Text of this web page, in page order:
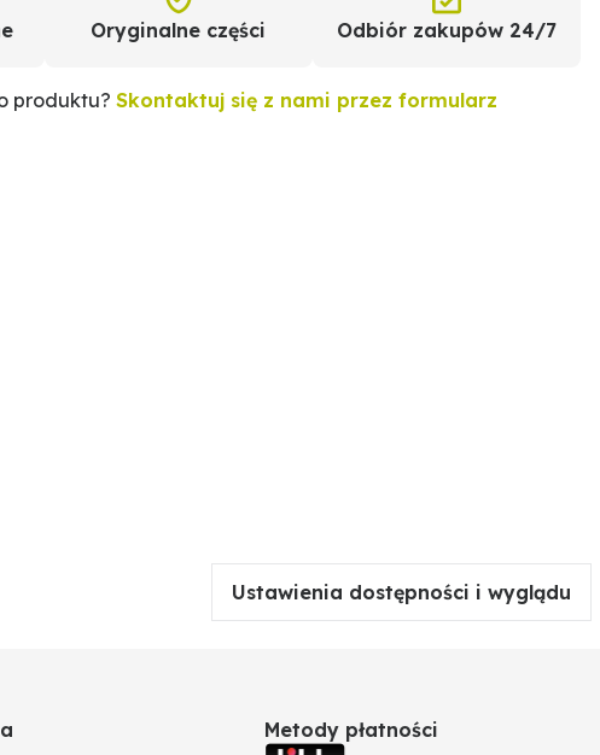
Oryginalne części Odbiór zakupów 24/7
produktu?Skontaktuj się z nami przez formularz
Ustawienia dostępności i wyglądu
Metody płatności